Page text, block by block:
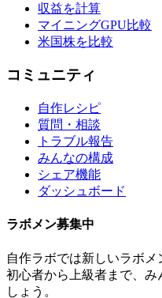
収益を計算
マイニングGPU比較
米国株を比較
コミュニティ
自作レシピ
質問・相談
トラブル報告
みんなの構成
シェア機能
ダッシュボード
ラボメン募集中
自作ラボでは新しいラボメ
初心者から上級者まで、み
しょう。